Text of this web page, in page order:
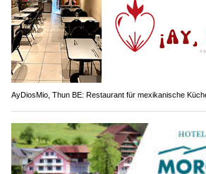
AyDiosMio, Thun BE: Restaurant für mexikanische